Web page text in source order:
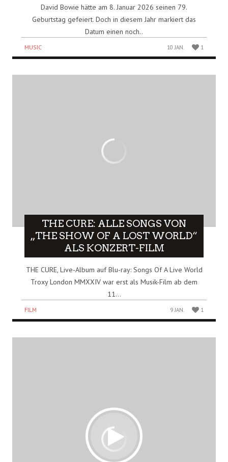
David Bowie hätte am 8. Januar 2026 seinen 79.
Geburtstag gefeiert. Doch in diesem Jahr markiert das
Datum einen noch..
MUSIC 10 JAN. 1
THE CURE: ALLE SONGS VON
„THE SHOW OF A LOST WORLD“
ALS KONZERT-FILM
THE CURE, Live-Album auf Blu-ray: Songs Of A Live World
Troxy London MMXXIV war erst als Musik-Film ab dem
11...
FILM 9 JAN. 1